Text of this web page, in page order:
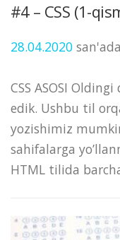
#4 – CSS (1-
28.04.2020
CSS ASOSI
edik. Ushbu til
yozishimiz
sahifalarga
HTML tilida